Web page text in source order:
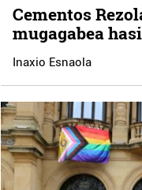
Cementos
mugagabea
Inaxio Esnaola